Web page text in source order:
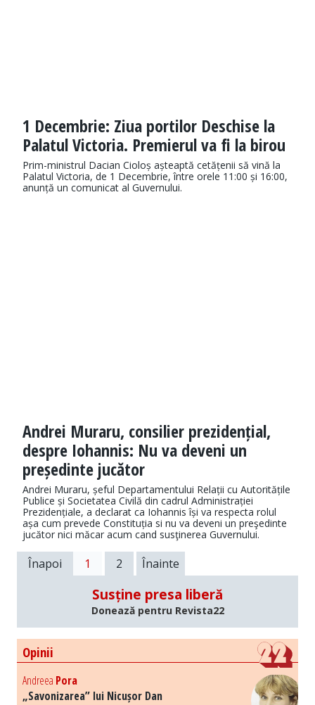
1 Decembrie: Ziua portilor Deschise la
Palatul Victoria. Premierul va fi la birou
Prim-ministrul Dacian Cioloș așteaptă cetățenii să vină la
Palatul Victoria, de 1 Decembrie, între orele 11:00 și 16:00,
anunță un comunicat al Guvernului.
Andrei Muraru, consilier prezidențial,
despre Iohannis: Nu va deveni un
președinte jucător
Andrei Muraru, șeful Departamentului Relații cu Autoritățile
Publice și Societatea Civilă din cadrul Administrației
Prezidențiale, a declarat ca Iohannis își va respecta rolul
așa cum prevede Constituția si nu va deveni un preşedinte
jucător nici măcar acum cand susţinerea Guvernului.
Înapoi 1 2 Înainte
Susține presa liberă
Donează pentru Revista22
Opinii
Andreea Pora
„Savonizarea” lui Nicușor Dan